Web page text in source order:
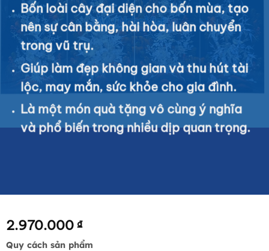
Bốn loài cây đại diện cho bốn mùa, tạo
nên sự cân bằng, hài hòa, luân chuyển
trong vũ trụ.
Giúp làm đẹp không gian và thu hút tài
lộc, may mắn, sức khỏe cho gia đình.
Là một món quà tặng vô cùng ý nghĩa
và phổ biến trong nhiều dịp quan trọng.
2.970.000 ₫
Quy cách sản phẩm